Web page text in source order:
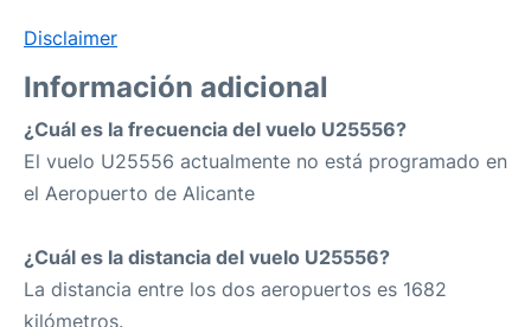
Disclaimer
Información adicional
¿Cuál es la frecuencia del vuelo U25556?
El vuelo U25556 actualmente no está programado en
el Aeropuerto de Alicante
¿Cuál es la distancia del vuelo U25556?
La distancia entre los dos aeropuertos es 1682
kilómetros.